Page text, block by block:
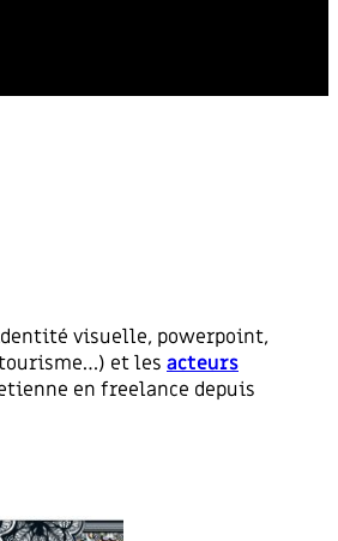
visuelle, powerpoint,
et les acteurs
en freelance depuis